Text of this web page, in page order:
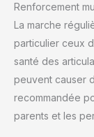
Renforcement
La marche
particulier ceux
santé des
peuvent causer
recommandée
parents et les